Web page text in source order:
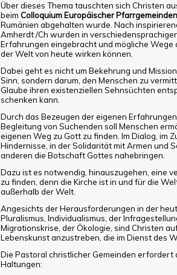
Über dieses Thema tauschten sich Christen
beim Colloquium Europäischer Pfarrgemeinden
Rumänien abgehalten wurde. Nach
Amherdt /Ch wurden in
Erfahrungen eingebracht und mögliche Wege
der Welt von heute wirken können.
Dabei geht es nicht um Bekehrung und
Sinn, sondern darum, den Menschen zu
Glaube ihren existenziellen Sehnsüchten
schenken kann.
Durch das Bezeugen der eigenen
Begleitung von Suchenden soll Menschen
eigenen Weg zu Gott zu finden. Im Dialog, im
Hindernisse, in der Solidarität mit Armen und
anderen die Botschaft Gottes nahebringen.
Dazu ist es notwendig, hinauszugehen, eine
zu finden, denn die Kirche ist in und für die
außerhalb der Welt.
Angesichts der Herausforderungen in der
Pluralismus, Individualismus, der
Migrationskrise, der Ökologie, sind Christen
Lebenskunst anzustreben, die im Dienst des
Die Pastoral christlicher Gemeinden erfordert
Haltungen: